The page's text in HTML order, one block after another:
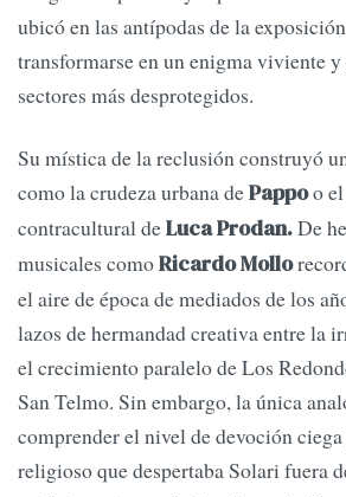
ubicó en las antípodas de la
transformarse en un enigma viviente y
sectores más desprotegidos.
Su mística de la reclusión construyó
como la crudeza urbana dePappoo el
contracultural deLuca Prodan.De
musicales comoRicardo Mollo
el aire de época de mediados de los
lazos de hermandad creativa entre la
el crecimiento paralelo de Los
San Telmo. Sin embargo, la única
comprender el nivel de devoción
religioso que despertaba Solari fuera